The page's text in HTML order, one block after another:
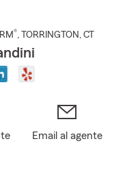
®, TORRINGTON , CT
Email al agente